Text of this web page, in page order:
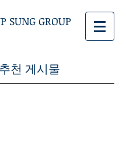
SUNG GROUP
추천 게시물